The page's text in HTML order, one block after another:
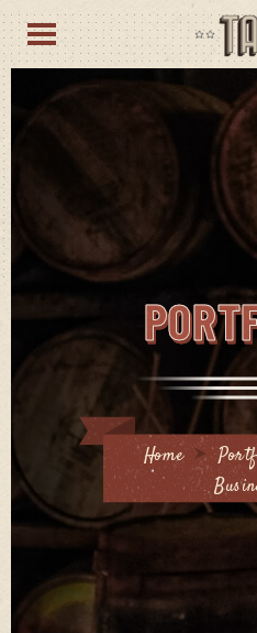
Home